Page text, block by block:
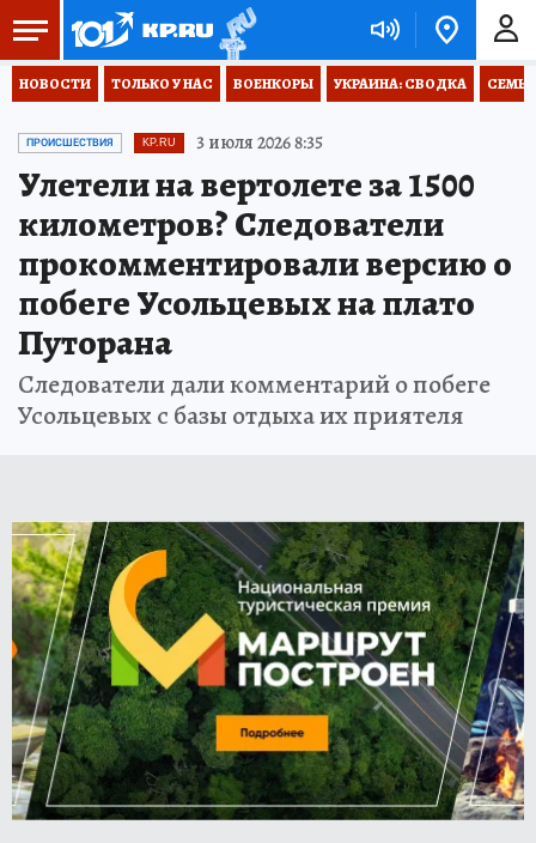
НОВОСТИ ТОЛЬКО У НАС ВОЕНКОРЫ УКРАИНА: СВОДКА
ПРОИСШЕСТВИЯ KP.RU 3 июля 2026 8:35
Улетели на вертолете за 1500
километров? Следователи
прокомментировали версию о
побеге Усольцевых на плато
Путорана
Следователи дали комментарий о побеге
Усольцевых с базы отдыха их приятеля